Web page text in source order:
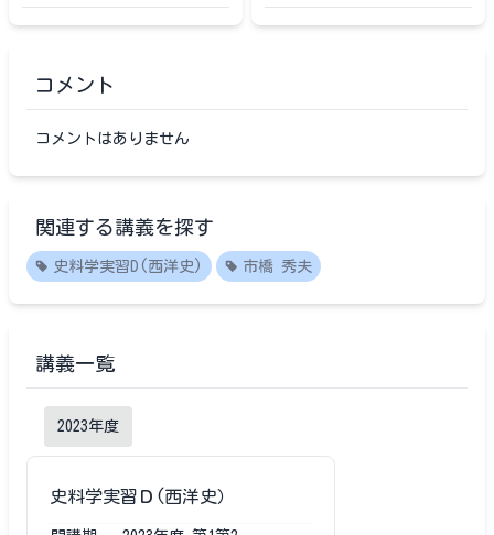
コメント
コメントはありません
関連する講義を探す
史料学実習D(西洋史) 市橋 秀夫
講義一覧
2023年度
史料学実習Ｄ(西洋史）